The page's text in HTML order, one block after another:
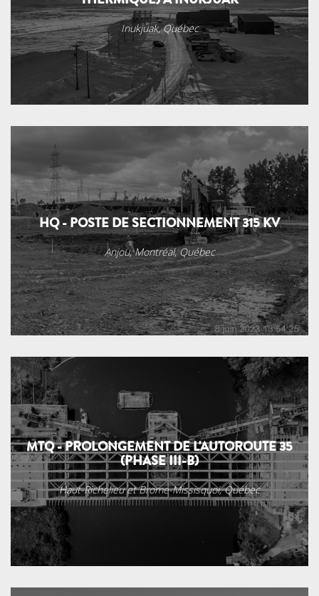
Inukjuak, Québec
HQ - POSTE DE SECTIONNEMENT 315 KV
Anjou, Montréal, Québec
MTQ - PROLONGEMENT DE L'AUTOROUTE 35
(PHASE III-B)
Haut-Richelieu et Brome-Missisquoi, Québec